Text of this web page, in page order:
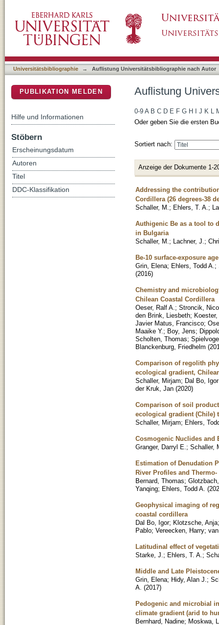
Universitätsbibliographie → Auflistung Universitätsbibliographie nach Autor
Auflistung
0-9 A B C D E F G H J K L
Oder geben Sie die ersten
Sortiert nach:
Anzeige der Dokumente 1-
Addressing the
Cordillera (26 degrees-38
Schaller, M. ; Ehlers, T. A. ;
Authigenic Be as a tool to
in Bulgaria
Schaller, M. ; Lachner, J. ;
Be-10 surface-exposure
Grin, Elena; Ehlers, Todd A. ;
(2016)
Chemistry and
Chilean Coastal Cordillera
Oeser, Ralf A. ; Stroncik,
den Brink, Liesbeth;
Javier Matus, Francisco;
Maaike Y. ; Boy, Jens;
Scholten, Thomas;
Blanckenburg, Friedhelm (
Comparison of regolith
ecological gradient,
Schaller, Mirjam; Dal Bo, Igor
der Kruk, Jan (2020)
Comparison of soil
ecological gradient (Chile)
Schaller, Mirjam; Ehlers,
Cosmogenic Nuclides and
Granger, Darryl E. ; Schaller,
Estimation of Denudation
River Profiles and
Bernard, Thomas;
Yanqing; Ehlers, Todd A. (
Geophysical imaging of
coastal cordillera
Dal Bo, Igor; Klotzsche, Anja
Pablo; Vereecken, Harry;
Latitudinal effect of
Starke, J. ; Ehlers, T. A. ;
Middle and Late
Grin, Elena; Hidy, Alan J. ;
A. (2017)
Pedogenic and microbial
climate gradient (arid to
Bernhard, Nadine; Moskwa,
PUBLIKATION MELDEN
Hilfe und Informationen
Stöbern
Erscheinungsdatum
Autoren
Titel
DDC-Klassifikation